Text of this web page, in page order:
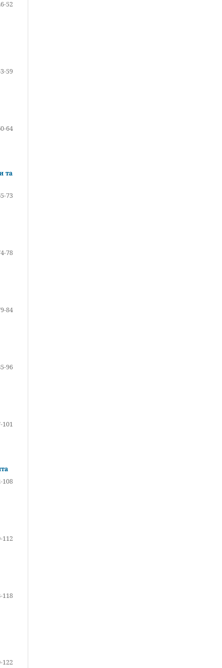
52
59
64
та
73
78
84
96
101
108
112
118
122